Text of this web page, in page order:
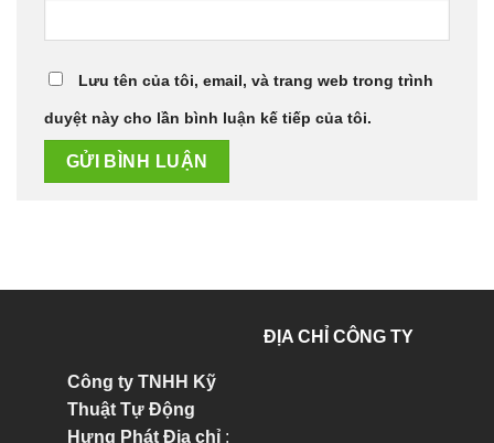
Lưu tên của tôi, email, và trang web trong trình
duyệt này cho lần bình luận kế tiếp của tôi.
Công ty TNHH Kỹ
Thuật Tự Động
Hưng Phát Địa chỉ :
ĐỊA CHỈ CÔNG TY